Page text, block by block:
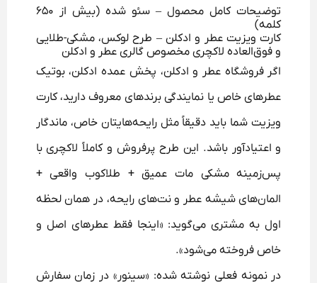
توضیحات کامل محصول – سئو شده (بیش از ۶۵۰
کلمه)
کارت ویزیت عطر و ادکلن – طرح لوکس، مشکی-طلایی
و فوق‌العاده لاکچری مخصوص گالری عطر و ادکلن
اگر فروشگاه عطر و ادکلن، پخش عمده ادکلن، بوتیک
عطرهای خاص یا نمایندگی برندهای معروف دارید، کارت
ویزیت شما باید دقیقاً مثل رایحه‌هایتان خاص، ماندگار
و اعتیادآور باشد. این طرح پرفروش و کاملاً لاکچری با
پس‌زمینه مشکی مات عمیق + طلاکوب واقعی +
المان‌های شیشه عطر و نت‌های رایحه، در همان لحظه
اول به مشتری می‌گوید: «اینجا فقط عطرهای اصل و
خاص فروخته می‌شود».
در نمونه فعلی نوشته شده: «سینور» در زمان سفارش